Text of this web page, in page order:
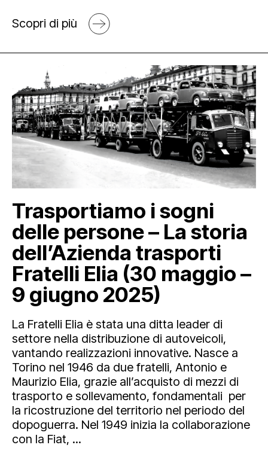
Scopri di più
Trasportiamo i sogni
delle persone – La storia
dell’Azienda trasporti
Fratelli Elia (30 maggio –
9 giugno 2025)
La Fratelli Elia è stata una ditta leader di
settore nella distribuzione di autoveicoli,
vantando realizzazioni innovative. Nasce a
Torino nel 1946 da due fratelli, Antonio e
Maurizio Elia, grazie all’acquisto di mezzi di
trasporto e sollevamento, fondamentali per
la ricostruzione del territorio nel periodo del
dopoguerra. Nel 1949 inizia la collaborazione
con la Fiat, ...